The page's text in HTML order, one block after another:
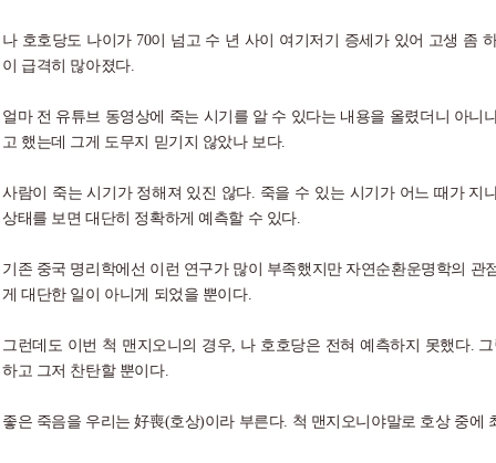
나 호호당도 나이가 70이 넘고 수 년 사이 여기저기 증세가 있어 고생 좀
이 급격히 많아졌다.
얼마 전 유튜브 동영상에 죽는 시기를 알 수 있다는 내용을 올렸더니 아니
고 했는데 그게 도무지 믿기지 않았나 보다.
사람이 죽는 시기가 정해져 있진 않다. 죽을 수 있는 시기가 어느 때가 지
상태를 보면 대단히 정확하게 예측할 수 있다.
기존 중국 명리학에선 이런 연구가 많이 부족했지만 자연순환운명학의
게 대단한 일이 아니게 되었을 뿐이다.
그런데도 이번 척 맨지오니의 경우, 나 호호당은 전혀 예측하지 못했다.
하고 그저 찬탄할 뿐이다.
좋은 죽음을 우리는 好喪(호상)이라 부른다. 척 맨지오니야말로 호상 중에